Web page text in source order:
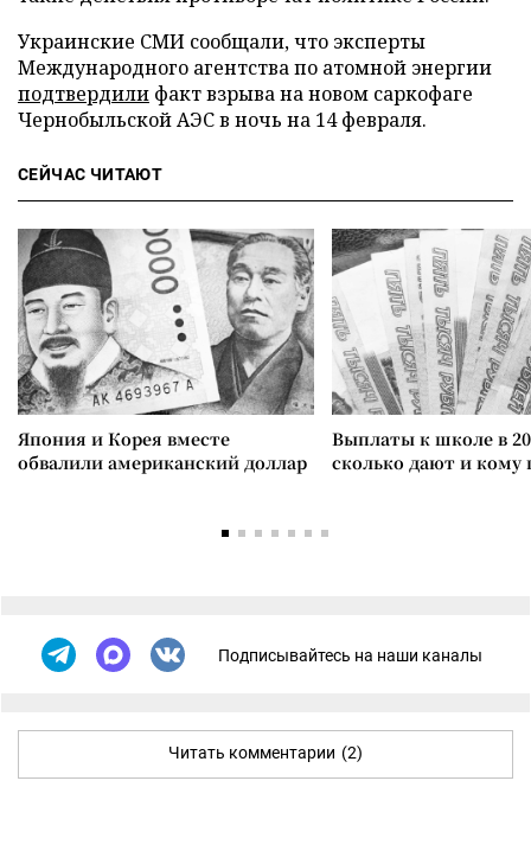
Украинские СМИ сообщали, что эксперты
Международного агентства по атомной энергии
подтвердили факт взрыва на новом саркофаге
Чернобыльской АЭС в ночь на 14 февраля.
СЕЙЧАС ЧИТАЮТ
Япония и Корея вместе
обвалили американский доллар
Выплаты к школе в
сколько дают и
Подписывайтесь на наши каналы
Читать комментарии (2)